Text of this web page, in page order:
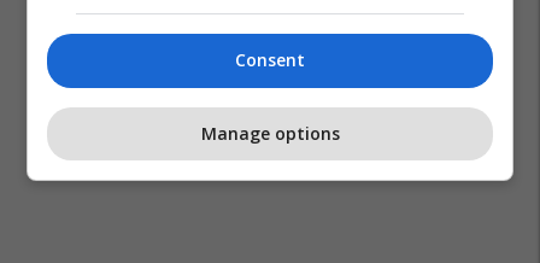
Consent
Manage options